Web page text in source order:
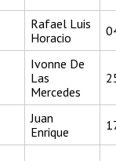
Rafael Luis
Horacio
Ivonne De
Las
Mercedes
Juan
Enrique